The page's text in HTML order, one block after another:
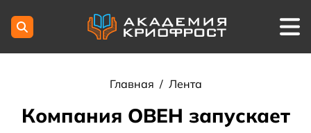
Главная / Лента
Компания ОВЕН запускает